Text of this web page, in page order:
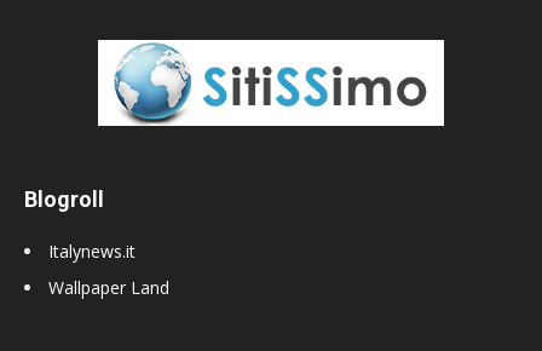
Blogroll
Italynews.it
Wallpaper Land